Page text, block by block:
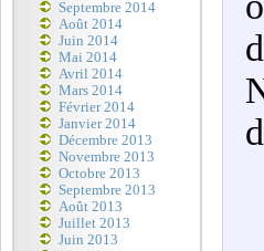
Septembre 2014
Août 2014
Juin 2014
Mai 2014
Avril 2014
Mars 2014
Février 2014
Janvier 2014
Décembre 2013
Novembre 2013
Octobre 2013
Septembre 2013
Août 2013
Juillet 2013
Juin 2013